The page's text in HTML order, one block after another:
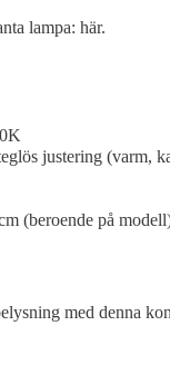
lampa: här.
justering (varm,
(beroende på
med denna